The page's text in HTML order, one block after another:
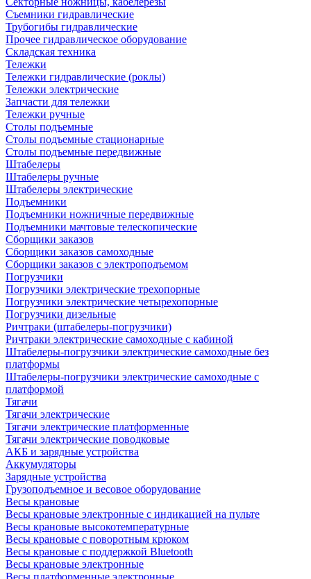
Съемники гидравлические
Трубогибы гидравлические
Прочее гидравлическое оборудование
Складская техника
Тележки
Тележки гидравлические (роклы)
Тележки электрические
Запчасти для тележки
Тележки ручные
Столы подъемные
Столы подъемные стационарные
Столы подъемные передвижные
Штабелеры
Штабелеры ручные
Штабелеры электрические
Подъемники
Подъемники ножничные передвижные
Подъемники мачтовые телескопические
Сборщики заказов
Сборщики заказов самоходные
Сборщики заказов с электроподъемом
Погрузчики
Погрузчики электрические трехопорные
Погрузчики электрические четырехопорные
Погрузчики дизельные
Ричтраки (штабелеры-погрузчики)
Ричтраки электрические самоходные с кабиной
Штабелеры-погрузчики электрические самоходные без
платформы
Штабелеры-погрузчики электрические самоходные с
платформой
Тягачи
Тягачи электрические
Тягачи электрические платформенные
Тягачи электрические поводковые
АКБ и зарядные устройства
Аккумуляторы
Зарядные устройства
Грузоподъемное и весовое оборудование
Весы крановые
Весы крановые электронные с индикацией на пульте
Весы крановые высокотемпературные
Весы крановые с поворотным крюком
Весы крановые с поддержкой Bluetooth
Весы крановые электронные
Весы платформенные электронные